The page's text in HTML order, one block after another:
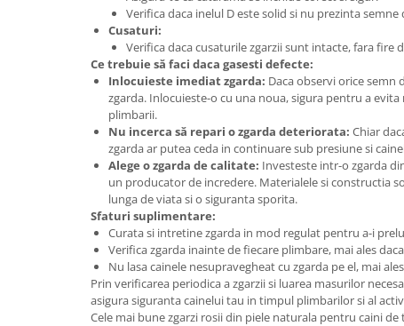
Verifica daca inelul D este solid si nu prezinta semne
Cusaturi:
Verifica daca cusaturile zgarzii sunt intacte, fara fire
Ce trebuie să faci daca gasesti defecte:
Inlocuieste imediat zgarda: Daca observi orice semn
zgarda. Inlocuieste-o cu una noua, sigura pentru a
plimbarii.
Nu incerca să repari o zgarda deteriorata: Chiar
zgarda ar putea ceda in continuare sub presiune si
Alege o zgarda de calitate: Investeste intr-o zgarda
un producator de incredere. Materialele si constructia
lunga de viata si o siguranta sporita.
Sfaturi suplimentare:
Curata si intretine zgarda in mod regulat pentru a-i
Verifica zgarda inainte de fiecare plimbare, mai ales
Nu lasa cainele nesupravegheat cu zgarda pe el, mai
Prin verificarea periodica a zgarzii si luarea masurilor
asigura siguranta cainelui tau in timpul plimbarilor si al
Cele mai bune zgarzi rosii din piele naturala pentru caini de